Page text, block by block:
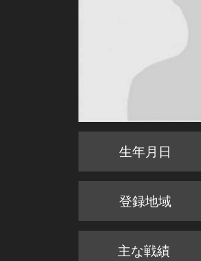
生年月日
登録地域
主な戦績